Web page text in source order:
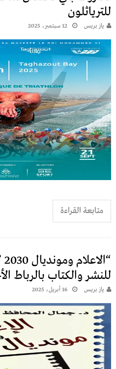
للترياثلون
يـاز بريـس 12 سبتمبر، 2025
متابعة القراءة
للنشر والكتاب بالرباط
يـاز بريـس 16 أبريل، 2025